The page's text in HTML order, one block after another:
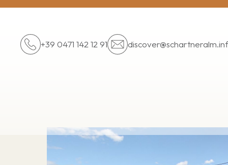
+39 0471 142 12 91 discover@